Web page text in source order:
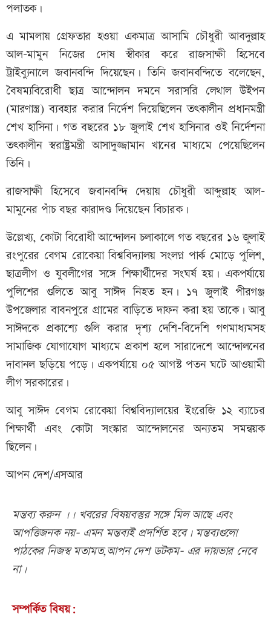
পলাতক।
এ মামলায় গ্রেফতার হওয়া একমাত্র আসামি চৌধুরী আবদুল্লাহ
আল-মামুন নিজের দোষ স্বীকার করে রাজসাক্ষী হিসেবে
ট্রাইব্যুনালে জবানবন্দি দিয়েছেন। তিনি জবানবন্দিতে বলেছেন,
বৈষম্যবিরোধী ছাত্র আন্দোলন দমনে সরাসরি লেথাল উইপন
(মারণাস্ত্র) ব্যবহার করার নির্দেশ দিয়েছিলেন তৎকালীন প্রধানমন্ত্রী
শেখ হাসিনা। গত বছরের ১৮ জুলাই শেখ হাসিনার ওই নির্দেশনা
তৎকালীন স্বরাষ্ট্রমন্ত্রী আসাদুজ্জামান খানের মাধ্যমে পেয়েছিলেন
তিনি।
রাজসাক্ষী হিসেবে জবানবন্দি দেয়ায় চৌধুরী আব্দুল্লাহ আল-
মামুনের পাঁচ বছর কারাদণ্ড দিয়েছেন বিচারক।
উল্লেখ্য, কোটা বিরোধী আন্দোলন চলাকালে গত বছরের ১৬ জুলাই
রংপুরের বেগম রোকেয়া বিশ্ববিদ্যালয় সংলগ্ন পার্ক মোড়ে পুলিশ,
ছাত্রলীগ ও যুবলীগের সঙ্গে শিক্ষার্থীদের সংঘর্ষ হয়। একপর্যায়ে
পুলিশের গুলিতে আবু সাঈদ নিহত হন। ১৭ জুলাই পীরগঞ্জ
উপজেলার বাবনপুরে গ্রামের বাড়িতে দাফন করা হয় তাকে। আবু
সাঈদকে প্রকাশ্যে গুলি করার দৃশ্য দেশি-বিদেশি গণমাধ্যমসহ
সামাজিক যোগাযোগ মাধ্যমে প্রকাশ হলে সারাদেশে আন্দোলনের
দাবানল ছড়িয়ে পড়ে। একপর্যায়ে ০৫ আগস্ট পতন ঘটে আওয়ামী
লীগ সরকারের।
আবু সাঈদ বেগম রোকেয়া বিশ্ববিদ্যালয়ের ইংরেজি ১২ ব্যাচের
শিক্ষার্থী এবং কোটা সংস্কার আন্দোলনের অন্যতম সমন্বয়ক
ছিলেন।
আপন দেশ/এসআর
মন্তব্য করুন ।। খবরের বিষয়বস্তুর সঙ্গে মিল আছে এবং
আপত্তিজনক নয়- এমন মন্তব্যই প্রদর্শিত হবে। মন্তব্যগুলো
পাঠকের নিজস্ব মতামত,আপন দেশ ডটকম- এর দায়ভার নেবে
না।
সম্পর্কিত বিষয়: